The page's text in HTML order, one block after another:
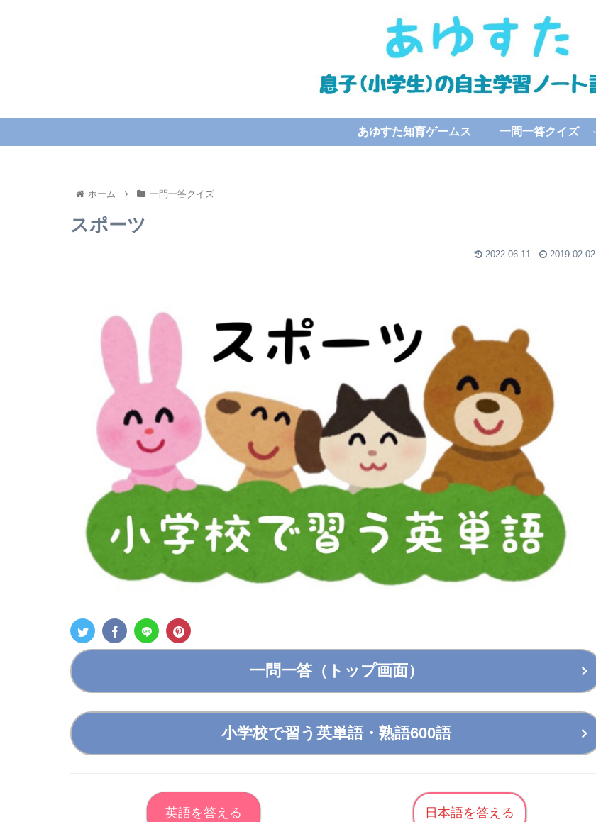
あゆすた知育ゲームス 一問一答クイズ
ホーム 一問一答クイズ
スポーツ
2022.06.11 2019.02.02
一問一答（トップ画面）
小学校で習う英単語・熟語600語
英語を答える 日本語を答える